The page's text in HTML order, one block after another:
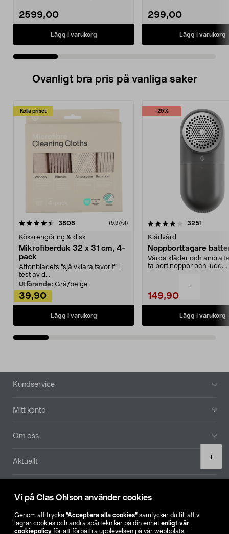
Vi på Clas Ohlson använder cookies
Genom att trycka ”Acceptera alla cookies” samtycker du till att vi
lagrar cookies och andra spårtekniker på din enhet enligt vår
cookiepolicy för att förbättra upplevelsen på vår webbplats,
-
+
2599,00
Lägg i varukorg
299,00
Lägg i varukorg
Ovanligt bra pris på vanliga saker
Kolla priset
3808recensioner (9,97/st)
Köksrengöring & disk
Mikrofiberduk 32 x 31 cm, 4-
pack
Aftonbladets "självklara favorit” i
test av d...
Utförande: Grå/beige
39,90
Lägg i varukorg
-25%
4.0av 5 stjärnor 3251
Klädvård
Noppborttagare
Vårda kläder och andra
ta bort noppor och ludd.
149,90
Lägg i varukorg
4.5av 5 stjärnor
Sidfot
Kundservice
Mitt konto
Om oss
Aktuellt
Hitta butik